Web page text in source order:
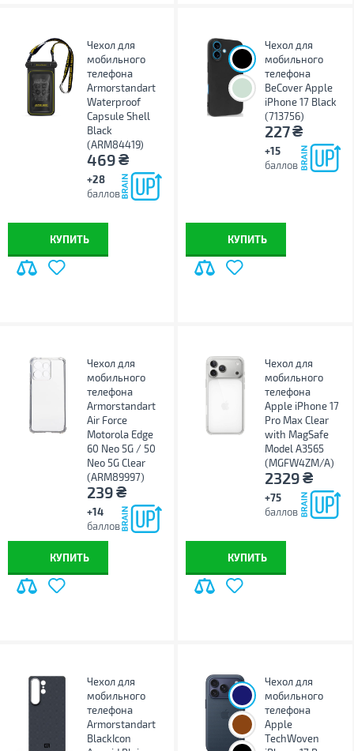
Чехол для
мобильного
телефона
Armorstandart
Waterproof
Capsule Shell
Black
(ARM84419)
469₴
+28
баллов
КУПИТЬ
Чехол для
мобильного
телефона
BeCover Apple
iPhone 17 Black
(713756)
227₴
+15
баллов
КУПИТЬ
Чехол для
мобильного
телефона
Armorstandart
Air Force
Motorola Edge
60 Neo 5G / 50
Neo 5G Clear
(ARM89997)
239₴
+14
баллов
КУПИТЬ
Чехол для
мобильного
телефона
Apple iPhone 17
Pro Max Clear
with MagSafe
Model A3565
(MGFW4ZM/A)
2329₴
+75
баллов
КУПИТЬ
Чехол для
мобильного
телефона
Armorstandart
BlackIcon
Чехол для
мобильного
телефона
Apple
TechWoven